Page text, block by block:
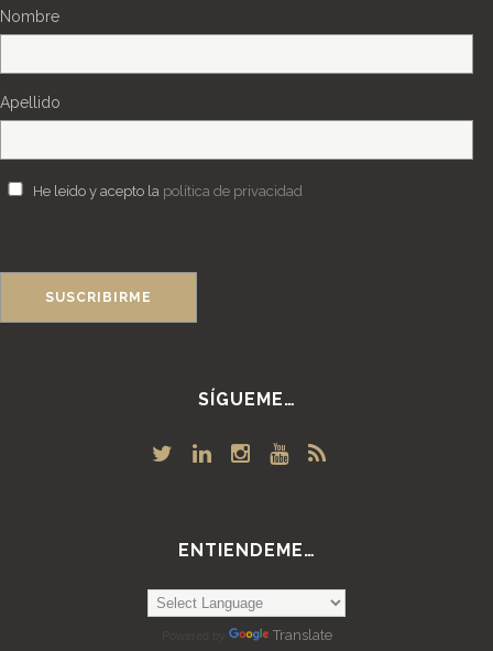
Nombre
Apellido
He leído y acepto la política de privacidad
SÍGUEME…
ENTIENDEME…
Translate